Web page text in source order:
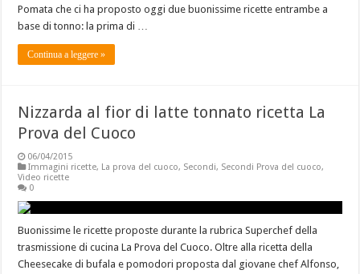
Pomata che ci ha proposto oggi due buonissime ricette entrambe a
base di tonno: la prima di …
Continua a leggere »
Nizzarda al fior di latte tonnato ricetta La
Prova del Cuoco
06/04/2015
Immagini ricette, La prova del cuoco, Secondi, Secondi Prova del cuoco,
Video ricette
0
Buonissime le ricette proposte durante la rubrica Superchef della
trasmissione di cucina La Prova del Cuoco. Oltre alla ricetta della
Cheesecake di bufala e pomodori proposta dal giovane chef Alfonso,